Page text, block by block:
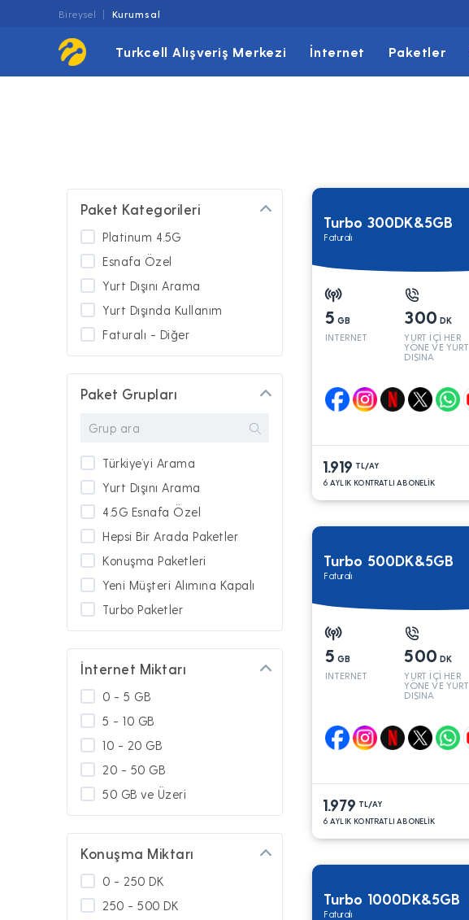
Bireysel Kurumsal
Turkcell Alışveriş Merkezi İnternet Paketler
Turbo 300DK&5GB
Faturalı
5 GB
INTERNET
300 DK
YURT İÇİ HER
YÖNE VE YURT
DIŞINA
1.919 TL/AY
6 AYLIK KONTRATLI ABONELİK
Turbo 500DK&5GB
Faturalı
5 GB
INTERNET
500 DK
YURT İÇİ HER
YÖNE VE YURT
DIŞINA
1.979 TL/AY
6 AYLIK KONTRATLI ABONELİK
Turbo 1000DK&5GB
Faturalı
Paket Kategorileri
Platinum 4.5G
Esnafa Özel
Yurt Dışını Arama
Yurt Dışında Kullanım
Faturalı - Diğer
Paket Grupları
Türkiye’yi Arama
Yurt Dışını Arama
4.5G Esnafa Özel
Hepsi Bir Arada Paketler
Konuşma Paketleri
Yeni Müşteri Alımına Kapalı
Turbo Paketler
İnternet Miktarı
0 - 5 GB
5 - 10 GB
10 - 20 GB
20 - 50 GB
50 GB ve Üzeri
Konuşma Miktarı
0 - 250 DK
250 - 500 DK